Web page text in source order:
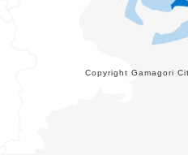
Copyright Gamagori